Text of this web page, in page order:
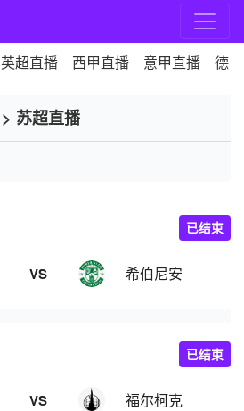
英超直播 西甲直播 意甲直播 德
> 苏超直播
VS 希伯尼安
已结束
VS 福尔柯克
已结束